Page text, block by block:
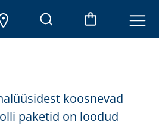
koosnevad
paketid on loodud